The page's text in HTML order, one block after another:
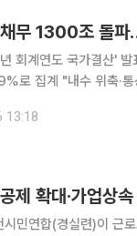
무 1300조 돌
회계연도 국가결산' 발
계 "내수 위축·통상 급변 충격
리재정수지는 2년 연
13:18
제 확대·가업상
시민연합(경실련)이 근